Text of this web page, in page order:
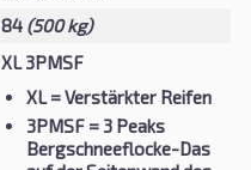
84 (500 kg)
XL 3PMSF
XL= Verstärkter Reifen
3PMSF= 3 Peaks
Bergschneeflocke-Das